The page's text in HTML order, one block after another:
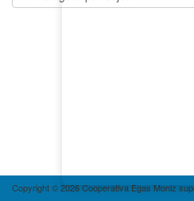
Copyright © 2026 Cooperativa Egas Moniz